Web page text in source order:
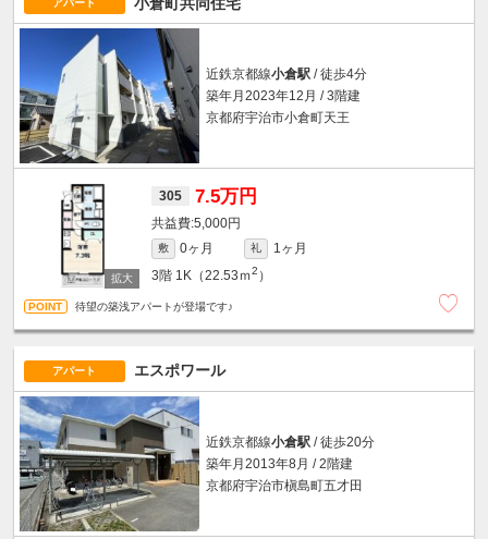
アパート
近鉄京都線小倉駅/ 徒歩4分
築年月2023年12月 / 3階建
京都府宇治市小倉町天王
305 7.5万円
5,000円
敷 0ヶ月 礼
1ヶ月
3階 1K（22.53ｍ2 ）
待望の築浅アパートが登場です♪
アパート エスポワール
近鉄京都線小倉駅/ 徒歩20分
築年月2013年8月 / 2階建
京都府宇治市槇島町五才田